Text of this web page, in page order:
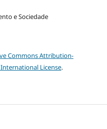
e Sociedade
Commons Attribution-
License.